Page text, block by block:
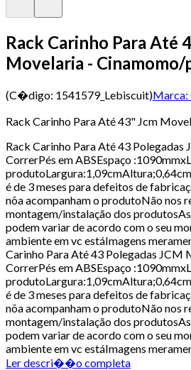
Rack Carinho Para Até
Movelaria -
(C�digo: 1541579_Lebiscuit)Marca:
Rack Carinho Para Até 43" Jcm
Rack Carinho Para Até 43
CorrerPés em ABSEspaço
é de 3 meses para defeitos de
nõa acompanham o produtoNão nos
montagem/instalação dos
podem variar de acordo com o seu
ambiente em vc estáImagens
Carinho Para Até 43 Polegadas JCM
CorrerPés em ABSEspaço
é de 3 meses para defeitos de
nõa acompanham o produtoNão nos
montagem/instalação dos
podem variar de acordo com o seu
ambiente em vc estáImagens
Ler descri��o completa